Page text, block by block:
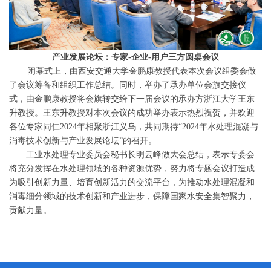
产业发展论坛：专家-企业-用户三方圆桌会议
闭幕式上，由西安交通大学金鹏康教授代表本次会议组委会做
了会议筹备和组织工作总结。同时，举办了承办单位会旗交接仪
式，由金鹏康教授将会旗转交给下一届会议的承办方浙江大学王东
升教授。王东升教授对本次会议的成功举办表示热烈祝贺，并欢迎
各位专家同仁2024年相聚浙江义乌，共同期待“2024年水处理混凝与
消毒技术创新与产业发展论坛”的召开。
工业水处理专业委员会秘书长明云峰做大会总结，表示专委会
将充分发挥在水处理领域的各种资源优势，努力将专题会议打造成
为吸引创新力量、培育创新活力的交流平台，为推动水处理混凝和
消毒细分领域的技术创新和产业进步，保障国家水安全集智聚力，
贡献力量。